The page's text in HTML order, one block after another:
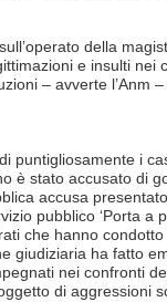
della
e insulti nei
– avverte l’Anm
puntigliosamente i
è stato accusato di
accusa
pubblico ‘Porta a
che hanno
giudiziaria ha fatto
nei confronti
di aggressioni